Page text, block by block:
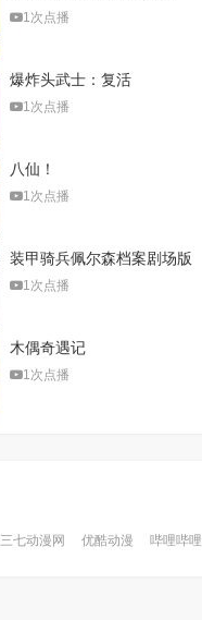
1次点播
爆炸头武士：复活
1次点播
八仙！
1次点播
装甲骑兵佩尔森档案剧场版
1次点播
木偶奇遇记
1次点播
三七动漫网 优酷动漫 哔哩哔哩